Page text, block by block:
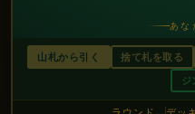
あな
山札から引く 捨て札を取る
ジ